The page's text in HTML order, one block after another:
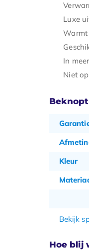
Luxe
Warmt
In
Niet
Kleur
Bekijk
Hoe blij